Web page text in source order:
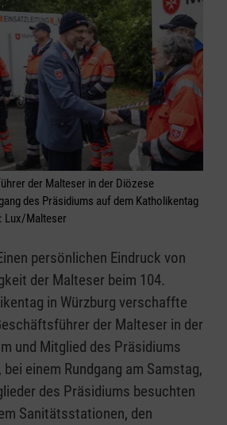
der Malteser in der Diözese
des Präsidiums auf dem Katholikentag
Lux/Malteser
persönlichen Eindruck von
der Malteser beim 104.
in Würzburg verschaffte
der Malteser in der
und Mitglied des Präsidiums
einem Rundgang am Samstag,
des Präsidiums besuchten
Sanitätsstationen, den